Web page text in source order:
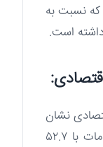
نفر بوده که نسبت به
نشان
می‌دهد که در سال ۱۴۰۳، بخش خدمات با ۵۲.۷